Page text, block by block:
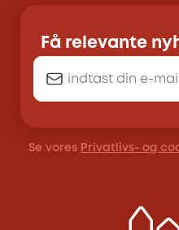
Få relevante
Se vores Privatlivs- og